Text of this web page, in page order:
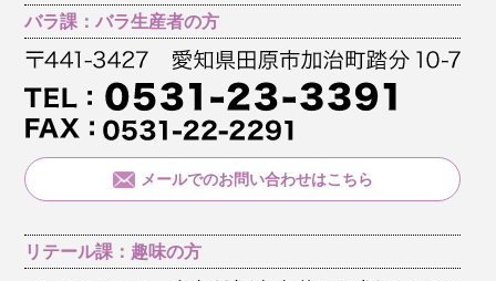
バラ課：バラ生産者の方
メールでのお問い合わせはこちら
リテール課：趣味の方